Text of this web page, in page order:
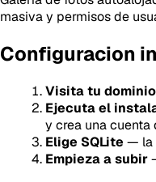
masiva y permisos de
Configuracion
Visita tu dominio
Ejecuta el
y crea una cuenta
Elige SQLite — la
Empieza a subir